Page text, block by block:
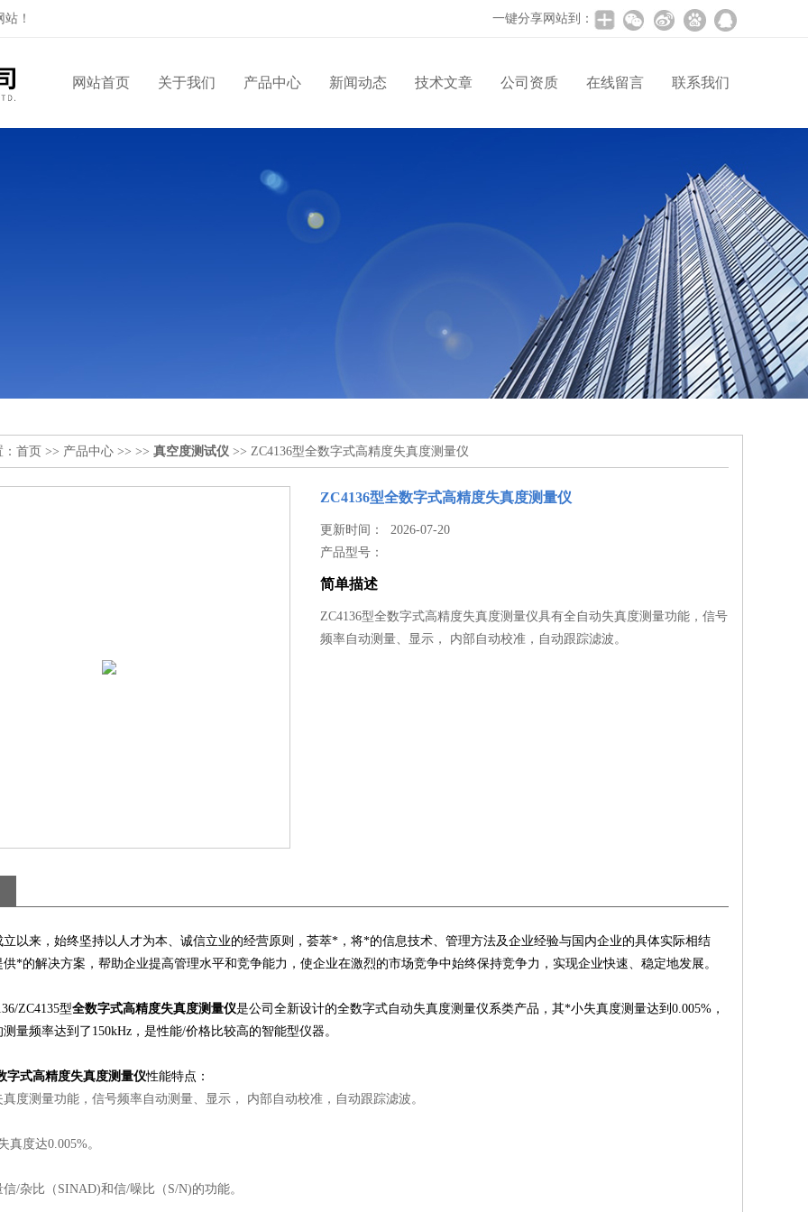
！ 一键分享网站到：
网站首页 关于我们 产品中心 新闻动态 技术文章 公司资质 在线留言 联系我们
首页 >> 产品中心 >> >> 真空度测试仪 >> ZC4136型全数字式高精度失真度测量仪
ZC4136型全数字式高精度失真度测量仪
更新时间： 2026-07-20
产品型号：
简单描述
ZC4136型全数字式高精度失真度测量仪具有全自动失真度测量功能，信号
频率自动测量、显示， 内部自动校准，自动跟踪滤波。
立以来，始终坚持以人才为本、诚信立业的经营原则，荟萃*，将*的信息技术、管理方法及企业经验与国内企业的具体实际相结
*的解决方案，帮助企业提高管理水平和竞争能力，使企业在激烈的市场竞争中始终保持竞争力，实现企业快速、稳定地发展。
ZC4135型全数字式高精度失真度测量仪是公司全新设计的全数字式自动失真度测量仪系类产品，其*小失真度测量达到0.005%，
量频率达到了150kHz，是性能/价格比较高的智能型仪器。
字式高精度失真度测量仪性能特点：
度测量功能，信号频率自动测量、显示， 内部自动校准，自动跟踪滤波。
真度达0.005%。
/杂比（SINAD)和信/噪比（S/N)的功能。